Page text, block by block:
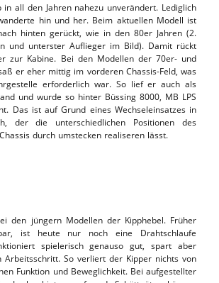
all den Jahren nahezu unverändert. Lediglich
hin und her. Beim aktuellen Modell ist
hinten gerückt, wie in den 80er Jahren (2.
und unterster Auflieger im Bild). Damit rückt
zur Kabine. Bei den Modellen der 70er- und
er eher mittig im vorderen Chassis-Feld, was
erforderlich war. So lief er auch als
und wurde so hinter Büssing 8000, MB LPS
Das ist auf Grund eines Wechseleinsatzes in
der die unterschiedlichen Positionen des
durch umstecken realiseren lässt.
den jüngern Modellen der Kipphebel. Früher
ist heute nur noch eine Drahtschlaufe
spielerisch genauso gut, spart aber
Arbeitsschritt. So verliert der Kipper nichts von
Funktion und Beweglichkeit. Bei aufgestellter